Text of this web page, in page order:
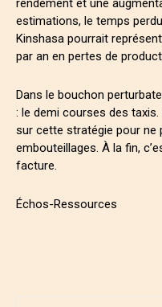
rendement et une
estimations, le temps
Kinshasa pourrait
par an en pertes de
Dans le bouchon
: le demi courses des
sur cette stratégie pour ne
embouteillages. À la fin,
facture.
Échos-Ressources